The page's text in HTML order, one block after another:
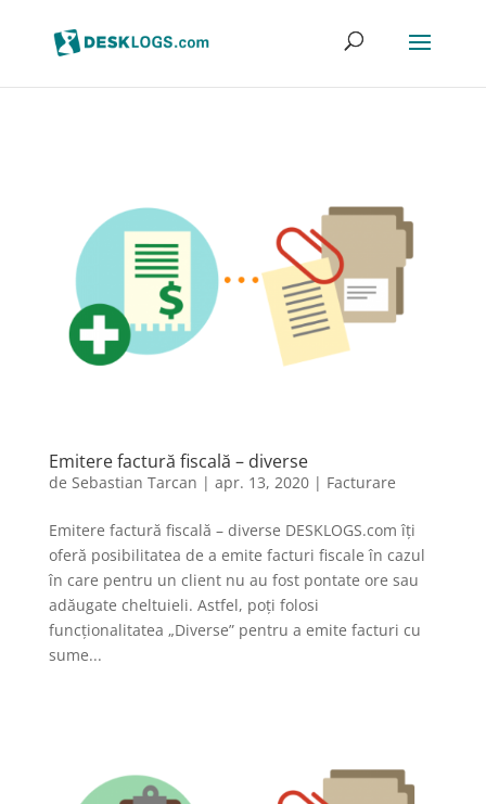
Emitere factură fiscală – diverse
de Sebastian Tarcan | apr. 13, 2020| Facturare
Emitere factură fiscală – diverse DESKLOGS.com îți
oferă posibilitatea de a emite facturi fiscale în cazul
în care pentru un client nu au fost pontate ore sau
adăugate cheltuieli. Astfel, poți folosi
funcționalitatea „Diverse” pentru a emite facturi cu
sume...